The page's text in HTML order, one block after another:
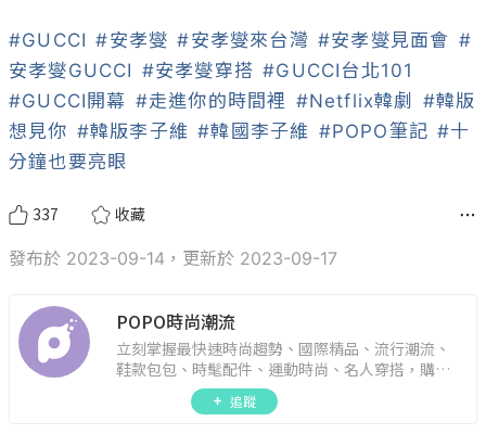
#GUCCI #安孝燮 #安孝燮來台灣 #安孝燮見面會 #
安孝燮GUCCI #安孝燮穿搭 #GUCCI台北101
#GUCCI開幕 #走進你的時間裡 #Netflix韓劇
#韓版
想見你 #韓版李子維 #韓國李子維 #POPO筆記 #十
分鐘也要亮眼
337 收藏
發布於 2023-09-14，更新於 2023-09-17
POPO時尚潮流
立刻掌握最快速時尚趨勢、國際精品、流行潮流、
鞋款包包、時髦配件、運動時尚、名人穿搭，購物
追蹤